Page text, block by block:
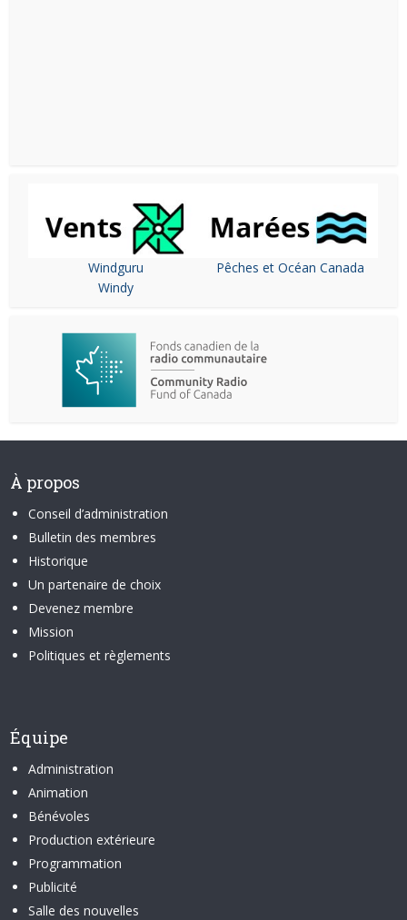
Windguru
Windy
Pêches et Océan Canada
À propos
Conseil d’administration
Bulletin des membres
Historique
Un partenaire de choix
Devenez membre
Mission
Politiques et règlements
Équipe
Administration
Animation
Bénévoles
Production extérieure
Programmation
Publicité
Salle des nouvelles